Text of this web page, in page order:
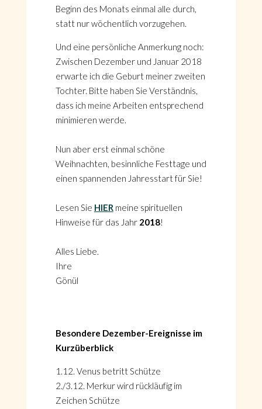
Beginn des Monats einmal alle durch,
statt nur wöchentlich vorzugehen.
Und eine persönliche Anmerkung noch:
Zwischen Dezember und Januar 2018
erwarte ich die Geburt meiner zweiten
Tochter. Bitte haben Sie Verständnis,
dass ich meine Arbeiten entsprechend
minimieren werde.
Nun aber erst einmal schöne
Weihnachten, besinnliche Festtage und
einen spannenden Jahresstart für Sie!
Lesen Sie HIERmeine spirituellen
Hinweise für das Jahr 2018!
Alles Liebe.
Ihre
Gönül
Besondere Dezember-Ereignisse im
Kurzüberblick
1.12. Venus betritt Schütze
2./3.12. Merkur wird rückläufig im
Zeichen Schütze